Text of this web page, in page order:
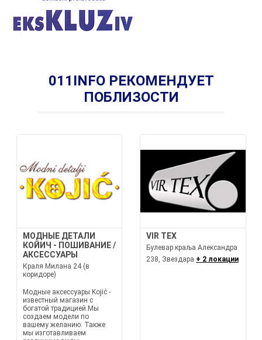
011INFO РЕКОМЕНДУЕТ
ПОБЛИЗОСТИ
МОДНЫЕ ДЕТАЛИ
КОЙИЧ - ПОШИВАНИЕ /
АКСЕССУАРЫ
Краля Милана 24 (в
коридоре)
Модные аксессуары Kojić -
известный магазин с
богатой традицией.Мы
создаем модели по
вашему желанию. Также
мы изготавливаем
VIR TEX
Булевар краља Александра
238, Звездара + 2 локации